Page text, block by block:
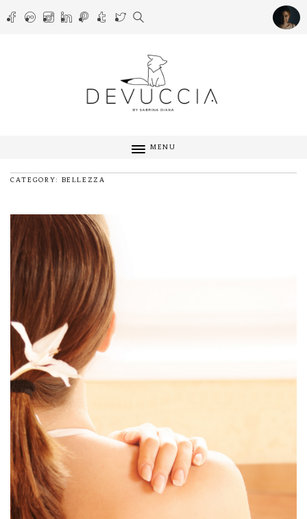
MENU
CATEGORY: BELLEZZA